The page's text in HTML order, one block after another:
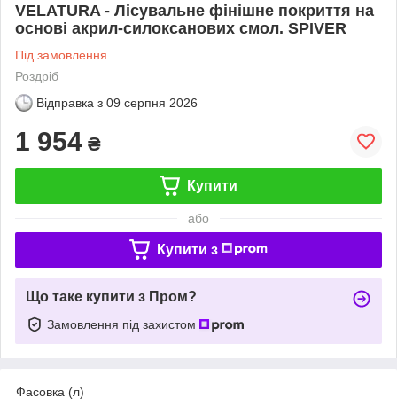
VELATURA - Лісувальне фінішне покриття на
основі акрил-силоксанових смол. SPIVER
Під замовлення
Роздріб
Відправка з 09 серпня 2026
1 954 ₴
Купити
або
Купити з
Що таке купити з Пром?
Замовлення під захистом
Фасовка (л)